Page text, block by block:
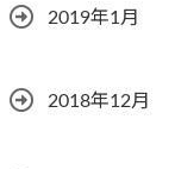
2019年1月
2018年12月